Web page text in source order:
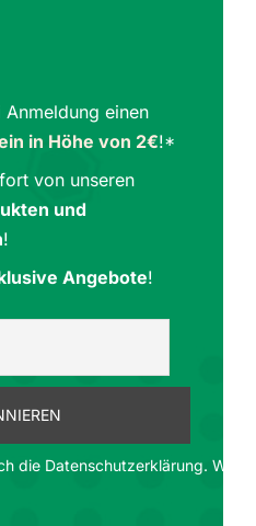
Anmeldung einen
in Höhe von 2€!*
von unseren
und
!
Angebote!
die Datenschutzerklärung. Wir